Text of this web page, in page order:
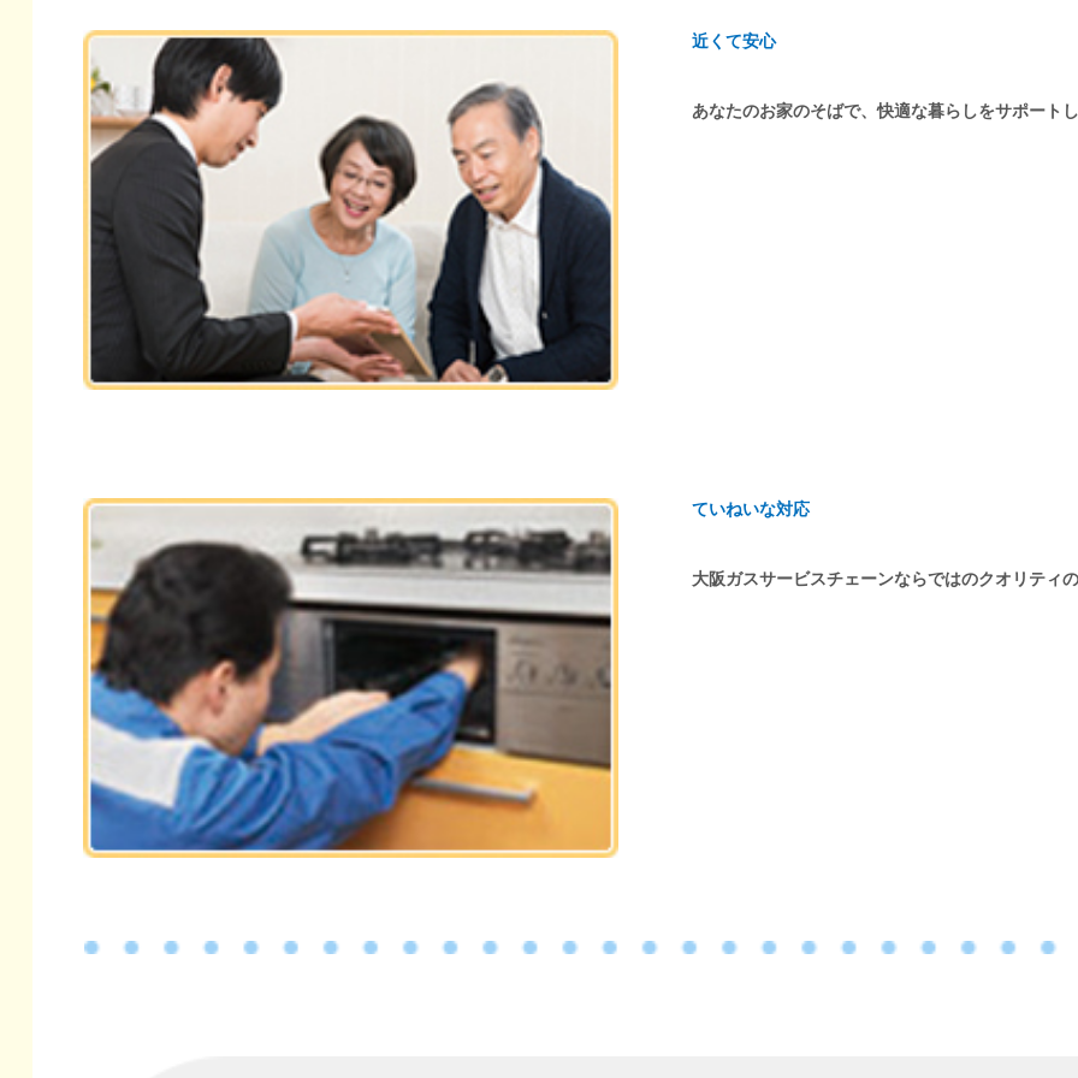
近くて安心
あなたのお家のそばで、快適な暮らしをサポートし
ていねいな対応
大阪ガスサービスチェーンならではのクオリティ